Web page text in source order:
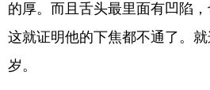
的厚。而且舌头最里面有凹陷
这就证明他的下焦都不通了。
岁。